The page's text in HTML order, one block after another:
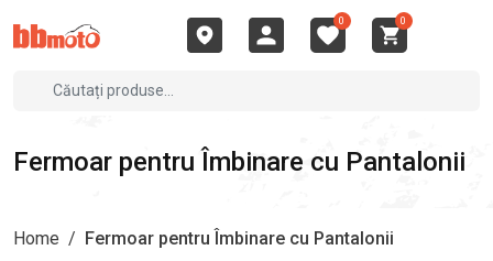
0 0
Fermoar pentru Îmbinare cu Pantalonii
Home / Fermoar pentru Îmbinare cu Pantalonii